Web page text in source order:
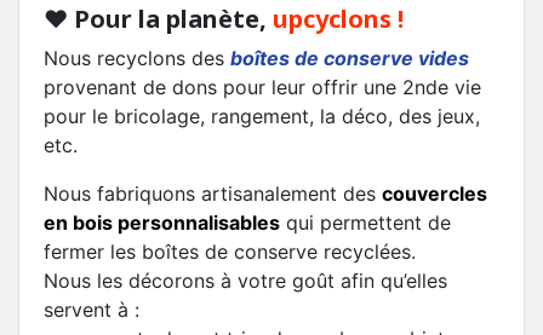
❤ Pour la planète, upcyclons !
Nous recyclons des boîtes de conserve vides
provenant de dons pour leur offrir une 2nde vie
pour le bricolage, rangement, la déco, des jeux,
etc.
Nous fabriquons artisanalement des couvercles
en bois personnalisables qui permettent de
fermer les boîtes de conserve recyclées.
Nous les décorons à votre goût afin qu’elles
servent à :